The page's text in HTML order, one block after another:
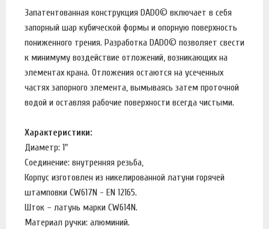
Запатентованная конструкция DADO© включает в себя
запорный шар кубической формы и опорную поверхность
пониженного трения. Разработка DADO© позволяет свести
к минимуму воздействие отложений, возникающих на
элементах крана. Отложения остаются на усеченных
частях запорного элемента, вымываясь затем проточной
водой и оставляя рабочие поверхности всегда чистыми.
Характеристики:
Диаметр: 1"
Соединение: внутренняя резьба,
Корпус изготовлен из никелированной латуни горячей
штамповки CW617N - EN 12165.
Шток – латунь марки CW614N.
Материал ручки: алюминий.